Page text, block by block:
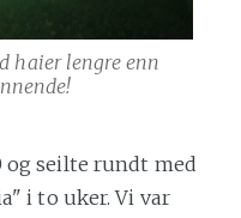
haier lengre enn
og seilte rundt med
i to uker. Vi var